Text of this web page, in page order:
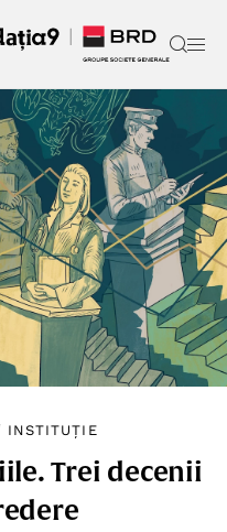
INSTITUȚIE
Trei decenii